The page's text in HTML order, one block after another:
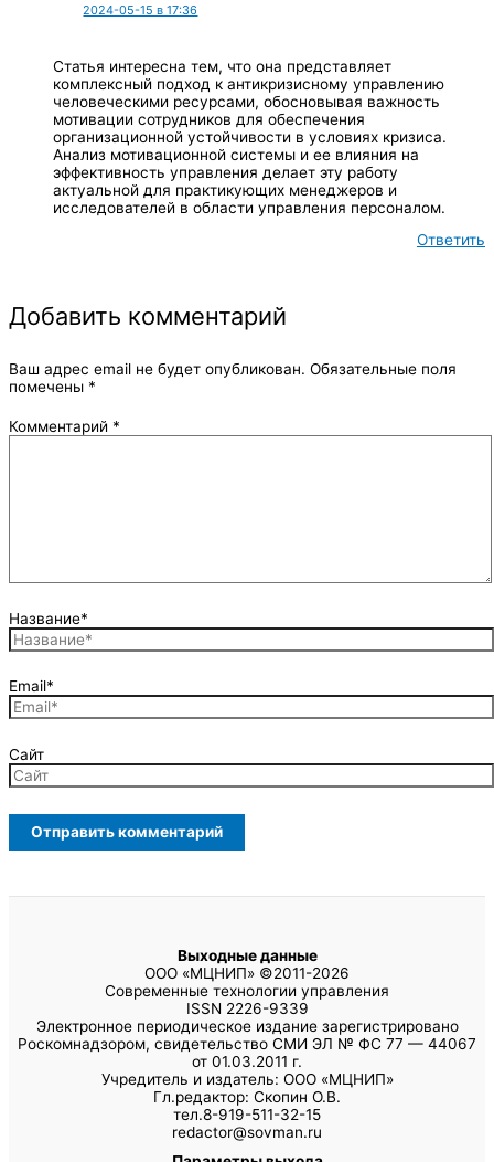
2024-05-15 в 17:36
Статья интересна тем, что она представляет
комплексный подход к антикризисному управлению
человеческими ресурсами, обосновывая важность
мотивации сотрудников для обеспечения
организационной устойчивости в условиях кризиса.
Анализ мотивационной системы и ее влияния на
эффективность управления делает эту работу
актуальной для практикующих менеджеров и
исследователей в области управления персоналом.
Ответить
Добавить комментарий
Ваш адрес email не будет опубликован. Обязательные поля
помечены *
Комментарий *
Название*
Email*
Сайт
Выходные данные
ООО «МЦНИП» ©2011-2026
Современные технологии управления
ISSN 2226-9339
Электронное периодическое издание зарегистрировано
Роскомнадзором, свидетельство СМИ ЭЛ № ФС 77 — 44067
от 01.03.2011 г.
Учредитель и издатель: ООО «МЦНИП»
Гл.редактор: Скопин О.В.
тел.8-919-511-32-15
redactor@sovman.ru